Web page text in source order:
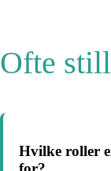
Ofte
Hvilke roller